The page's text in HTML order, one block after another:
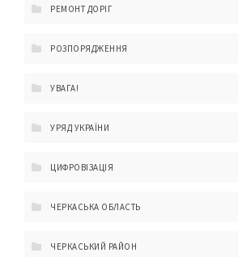
РЕМОНТ ДОРІГ
РОЗПОРЯДЖЕННЯ
УВАГА!
УРЯД УКРАЇНИ
ЦИФРОВІЗАЦІЯ
ЧЕРКАСЬКА ОБЛАСТЬ
ЧЕРКАСЬКИЙ РАЙОН